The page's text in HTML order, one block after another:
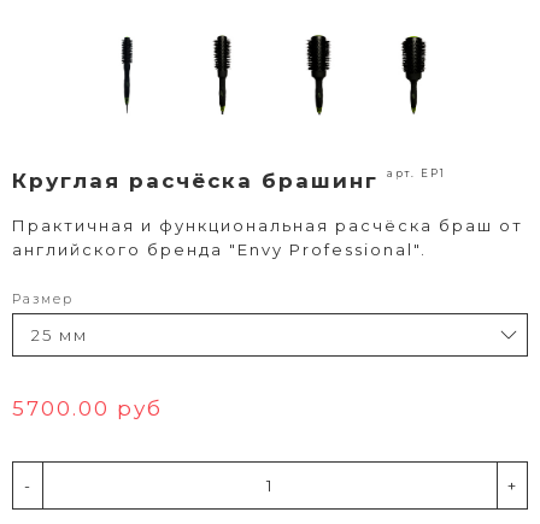
Круглая расчёска брашинг арт. ЕР1
Практичная и функциональная расчёска браш от
английского бренда "Envy Professional".
Размер
5700.00 руб
- +